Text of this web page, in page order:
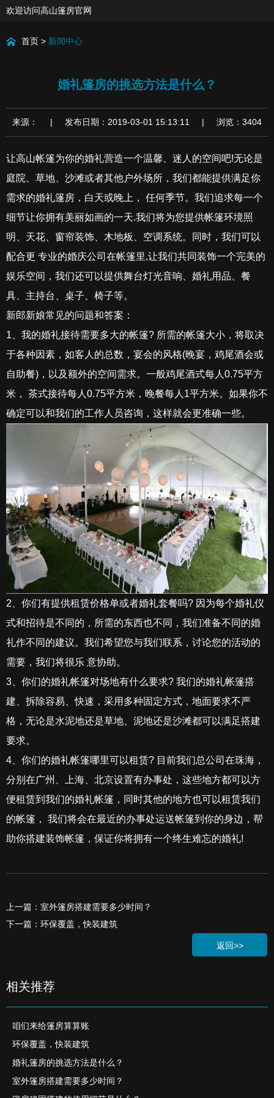
欢迎访问高山篷房官网
首页 > 新闻中心
婚礼篷房的挑选方法是什么？
来源： | 发布日期：2019-03-01 15:13:11 | 浏览：3404
让高山帐篷为你的婚礼营造一个温馨、迷人的空间吧!无论是
庭院、草地、沙滩或者其他户外场所，我们都能提供满足你
需求的婚礼篷房，白天或晚上， 任何季节。我们追求每一个
细节让你拥有美丽如画的一天.我们将为您提供帐篷环境照
明、天花、窗帘装饰、木地板、空调系统。同时，我们可以
配合更 专业的婚庆公司在帐篷里,让我们共同装饰一个完美的
娱乐空间，我们还可以提供舞台灯光音响、婚礼用品、餐
具、主持台、桌子、椅子等。
新郎新娘常见的问题和答案：
1、我的婚礼接待需要多大的帐篷? 所需的帐篷大小，将取决
于各种因素，如客人的总数，宴会的风格(晚宴，鸡尾酒会或
自助餐)，以及额外的空间需求。一般鸡尾酒式每人0.75平方
米， 茶式接待每人0.75平方米，晚餐每人1平方米。如果你不
确定可以和我们的工作人员咨询，这样就会更准确一些。
2、你们有提供租赁价格单或者婚礼套餐吗? 因为每个婚礼仪
式和招待是不同的，所需的东西也不同，我们准备不同的婚
礼作不同的建议。我们希望您与我们联系，讨论您的活动的
需要，我们将很乐 意协助。
3、你们的婚礼帐篷对场地有什么要求? 我们的婚礼帐篷搭
建、拆除容易、快速，采用多种固定方式，地面要求不严
格，无论是水泥地还是草地、泥地还是沙滩都可以满足搭建
要求。
4、你们的婚礼帐篷哪里可以租赁? 目前我们总公司在珠海，
分别在广州、上海、北京设置有办事处，这些地方都可以方
便租赁到我们的婚礼帐篷，同时其他的地方也可以租赁我们
的帐篷， 我们将会在最近的办事处运送帐篷到你的身边，帮
助你搭建装饰帐篷，保证你将拥有一个终生难忘的婚礼!
上一篇：室外篷房搭建需要多少时间？
下一篇：环保覆盖，快装建筑
返回>>
相关推荐
咱们来给篷房算算账
环保覆盖，快装建筑
婚礼篷房的挑选方法是什么？
室外篷房搭建需要多少时间？